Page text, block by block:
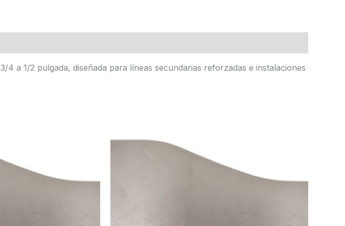
a 1/2 pulgada, diseñada para líneas secundarias reforzadas e instalaciones